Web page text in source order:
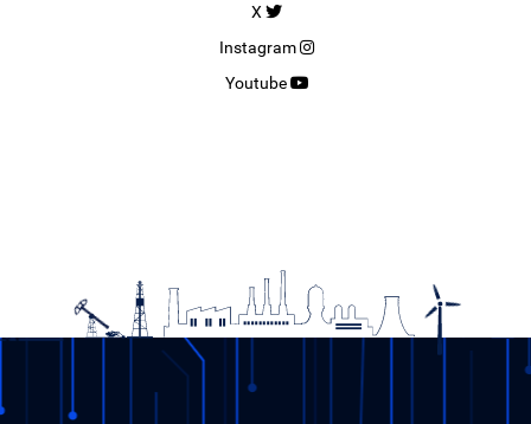
X
Instagram
Youtube